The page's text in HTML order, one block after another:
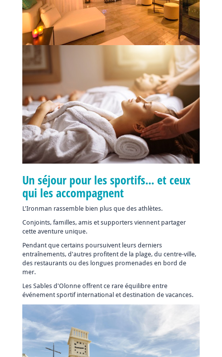
Un séjour pour les sportifs... et ceux
qui les accompagnent
L'Ironman rassemble bien plus que des athlètes.
Conjoints, familles, amis et supporters viennent partager
cette aventure unique.
Pendant que certains poursuivent leurs derniers
entraînements, d'autres profitent de la plage, du centre-ville,
des restaurants ou des longues promenades en bord de
mer.
Les Sables d'Olonne offrent ce rare équilibre entre
événement sportif international et destination de vacances.